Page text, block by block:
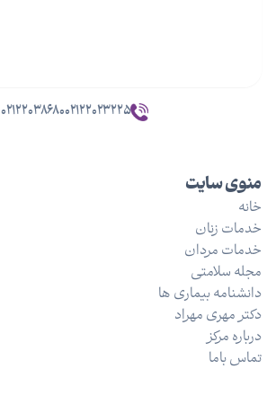
منوی سایت
خانه
خدمات زنان
خدمات مردان
مجله سلامتی
دانشنامه بیماری ها
دکتر مهری مهراد
درباره مرکز
تماس باما
۰۲۱۲۲۰۲۳۲۲۵۰۲۱۲۲۰۳۸۶۸۰